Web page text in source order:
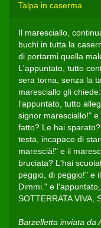
Talpa in caserma
Il maresciallo,
buchi in tutta la
di portarmi quella
L'appuntato, tutto
sera torna, senza la
maresciallo gli
l'appuntato, tutto
signor maresciallo!"
fatto? Le hai
testa, incapace di
marescià!" e il
bruciata? L'hai
peggio, di peggio!" e
Dimmi." e
SOTTERRATA VIVA,
Barzelletta inviata da